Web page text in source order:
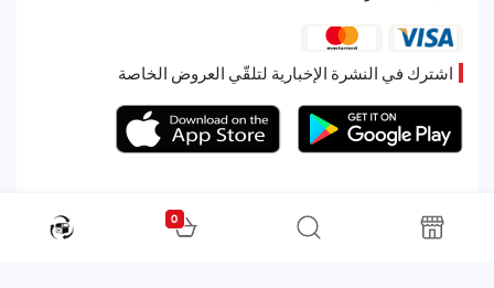
اشترك في النشرة الإخبارية لتلقّي العروض الخاصة
All rights reserved. Powered by Martoo © 2026
0